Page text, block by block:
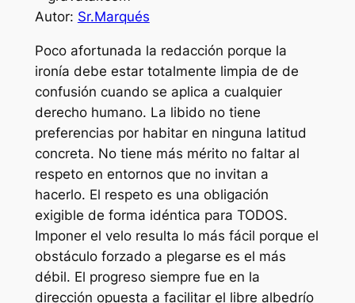
Autor: Sr.Marqués
Poco afortunada la redacción porque la
ironía debe estar totalmente limpia de de
confusión cuando se aplica a cualquier
derecho humano. La libido no tiene
preferencias por habitar en ninguna latitud
concreta. No tiene más mérito no faltar al
respeto en entornos que no invitan a
hacerlo. El respeto es una obligación
exigible de forma idéntica para TODOS.
Imponer el velo resulta lo más fácil porque el
obstáculo forzado a plegarse es el más
débil. El progreso siempre fue en la
dirección opuesta a facilitar el libre albedrío